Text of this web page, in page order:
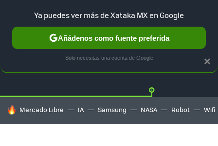
GUÍA DE COMPRAS MERCADO LIBRE
HOY SE HABLA DE
Mercado Libre IA Samsung NASA Robot Wifi
×
Ya puedes ver más de Xataka MX en Google
Añádenos como fuente preferida
Solo necesitas una cuenta de Google